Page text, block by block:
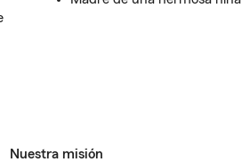
Nuestra misión